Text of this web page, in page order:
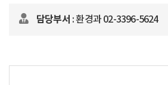
담당부서 : 환경과 02-3396-5624